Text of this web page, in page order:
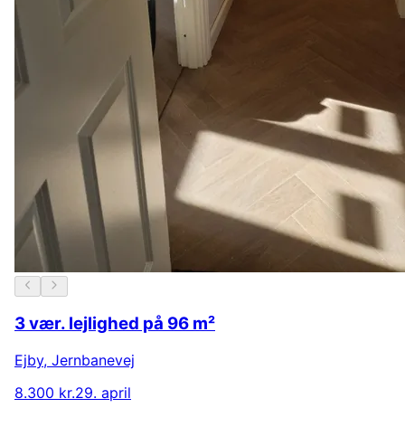
3 vær. lejlighed på 96 m²
Ejby, Jernbanevej
8.300 kr.29. april